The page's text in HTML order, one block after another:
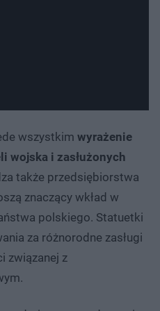
wszystkim wyrażenie
wojska i zasłużonych
także przedsiębiorstwa
znaczący wkład w
polskiego. Statuetki
za różnorodne zasługi
związanej z